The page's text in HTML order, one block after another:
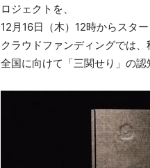
ロジェクトを、
12月16日（木）12時からスター
クラウドファンディングでは
全国に向けて「三関せり」の認